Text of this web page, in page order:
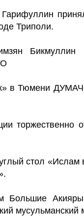
Триполи.
в Тюмени
торжественно
стол «Ислам
Акияры